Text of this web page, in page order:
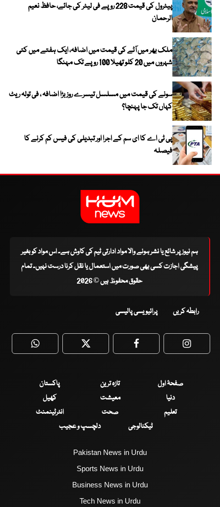
پیٹرول کی قیمت 228 روپے فی لیٹر کی جائے، حافظ نعیم
الرحمان
ملک بھر میں آٹے کی قیمت میں اضافہ، ایک ہفتے میں کئی
شہروں میں 20 کلو تھیلا 100 روپے تک مہنگا
سونے کی قیمت میں مسلسل تیسرے روز بڑا اضافہ ، فی تولہ ریٹ
کہاں تک جا پہنچا؟
پی ٹی اے کا ای سم کے اجرا اور تبدیلی کی فیس کم کرنے کا
فیصلہ
ہم نیوز پر شائع یا نشر ہونے والا مواد ادارتی ٹیم کی کاوش ہے۔ اس مواد کو بغیر
پیشگی اجازت کسی بھی صورت میں استعمال یا نقل کرنا درست نہیں۔ تمام
حقوق محفوظ ہیں © 2026
رابطہ کریں پرائیویسی پالیسی
WhatsApp Twitter Facebook
صفحۂ اول تازہ ترین
پاکستان
دنیا
معیشت
کھیل
تعلیم
صحت
انٹرٹینمنٹ
ٹیکنالوجی
دلچسپ و عجیب
Pakistan News in Urdu
Sports News in Urdu
Business News in Urdu
Tech News in Urdu